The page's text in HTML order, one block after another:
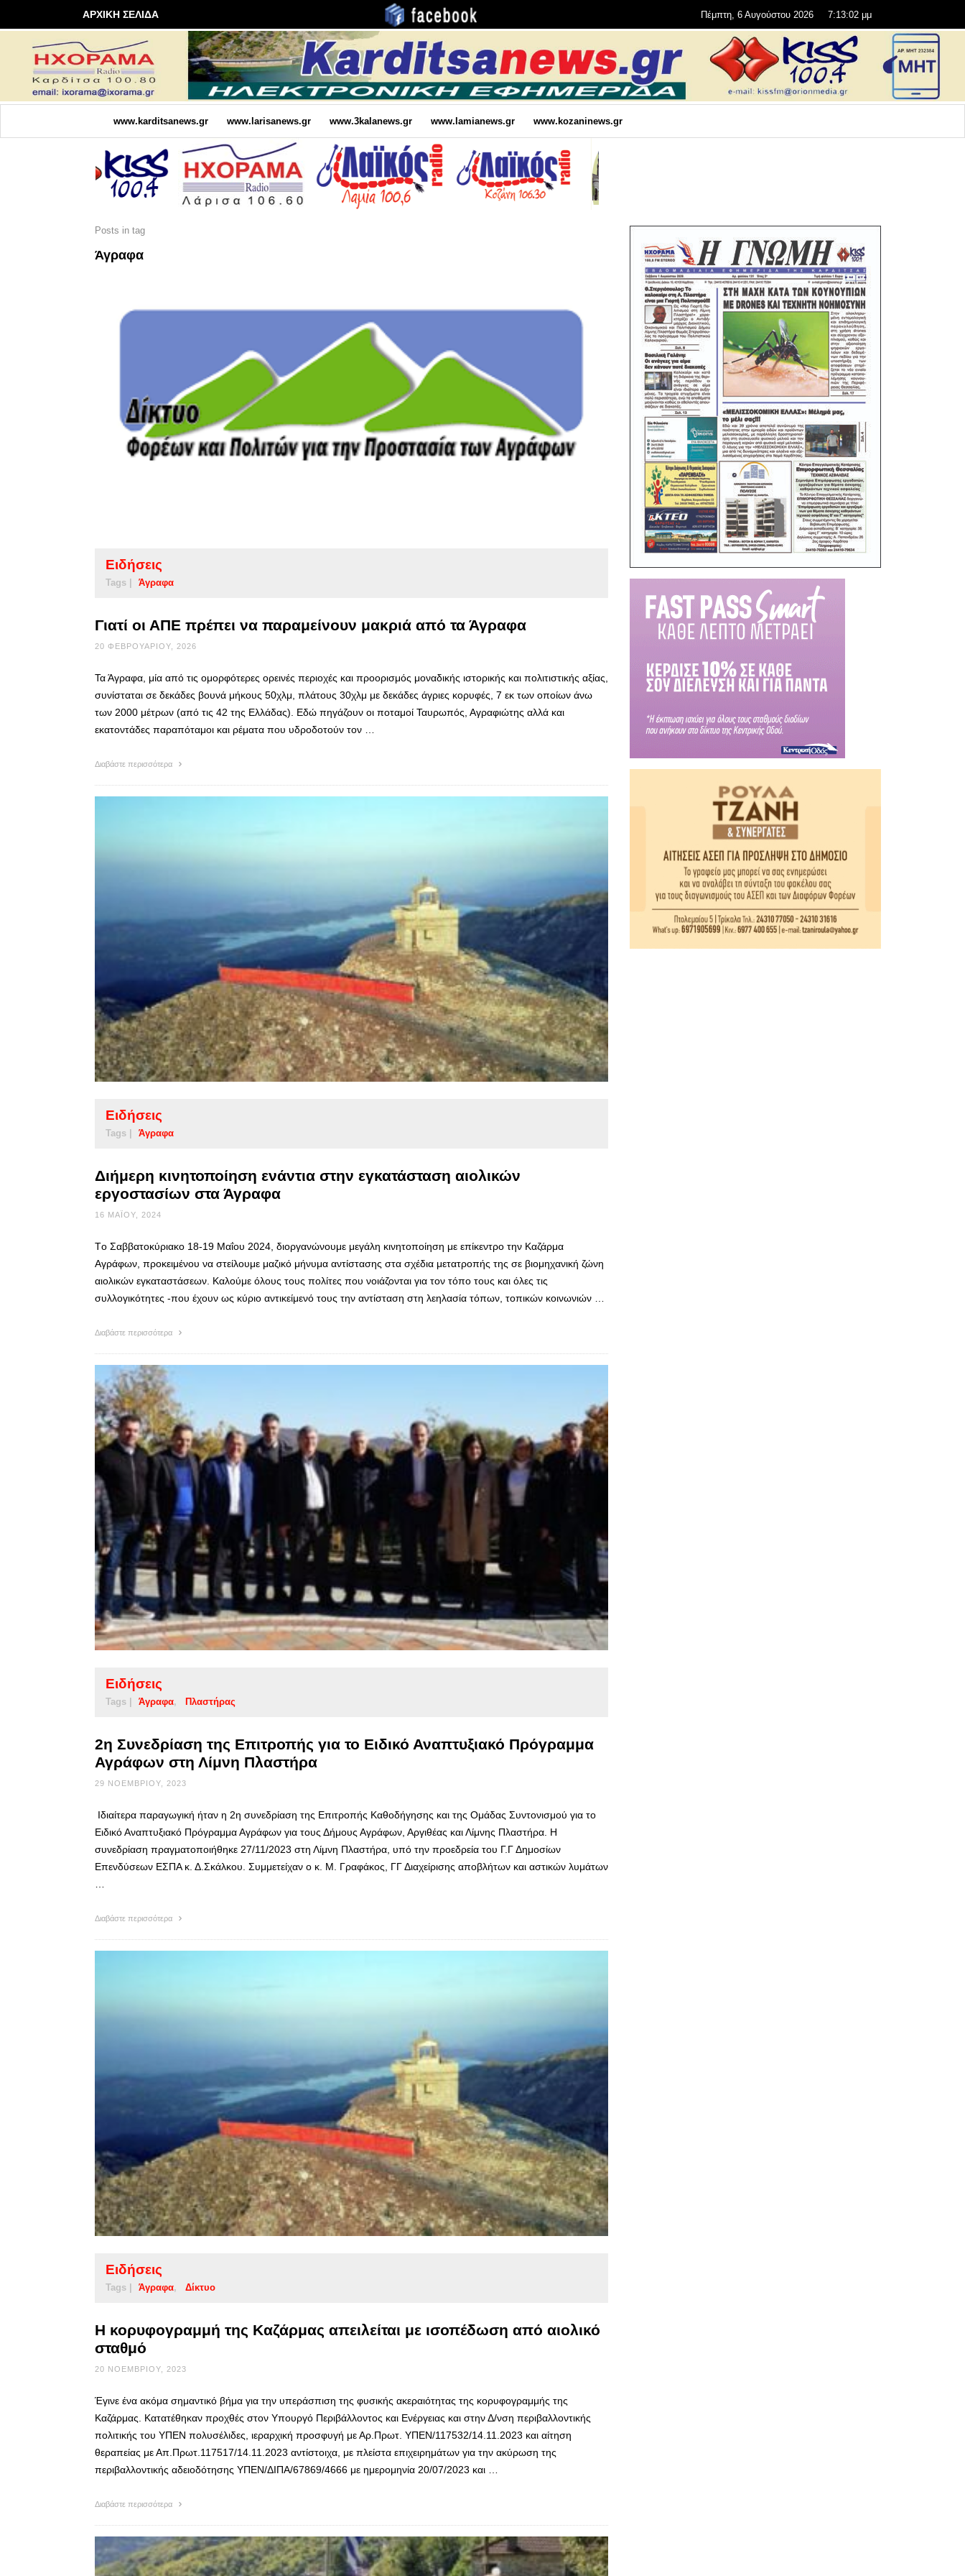
ΑΡΧΙΚΗ ΣΕΛΙΔΑ Πέμπτη, 6 Αυγούστου 2026 7:13:04 μμ
www.karditsanews.gr www.larisanews.gr www.3kalanews.gr www.lamianews.gr www.kozaninews.gr
Posts in tag
Άγραφα
Ειδήσεις
Tags | Άγραφα
Γιατί οι ΑΠΕ πρέπει να παραμείνουν μακριά από τα Άγραφα
20 ΦΕΒΡΟΥΑΡΊΟΥ, 2026
Τα Άγραφα, μία από τις ομορφότερες ορεινές περιοχές και προορισμός μοναδικής ιστορικής και πολιτιστικής αξίας,
συνίσταται σε δεκάδες βουνά μήκους 50χλμ, πλάτους 30χλμ με δεκάδες άγριες κορυφές, 7 εκ των οποίων άνω
των 2000 μέτρων (από τις 42 της Ελλάδας). Εδώ πηγάζουν οι ποταμοί Ταυρωπός, Αγραφιώτης αλλά και
εκατοντάδες παραπόταμοι και ρέματα που υδροδοτούν τον …
Διαβάστε περισσότερα
Ειδήσεις
Tags | Άγραφα
Διήμερη κινητοποίηση ενάντια στην εγκατάσταση αιολικών
εργοστασίων στα Άγραφα
16 ΜΑΪ́ΟΥ, 2024
Tο Σαββατοκύριακο 18-19 Μαΐου 2024, διοργανώνουμε μεγάλη κινητοποίηση με επίκεντρο την Καζάρμα
Αγράφων, προκειμένου να στείλουμε μαζικό μήνυμα αντίστασης στα σχέδια μετατροπής της σε βιομηχανική ζώνη
αιολικών εγκαταστάσεων. Καλούμε όλους τους πολίτες που νοιάζονται για τον τόπο τους και όλες τις
συλλογικότητες -που έχουν ως κύριο αντικείμενό τους την αντίσταση στη λεηλασία τόπων, τοπικών κοινωνιών …
Διαβάστε περισσότερα
Ειδήσεις
Tags | Άγραφα Πλαστήρας
2η Συνεδρίαση της Επιτροπής για το Ειδικό Αναπτυξιακό Πρόγραμμα
Αγράφων στη Λίμνη Πλαστήρα
29 ΝΟΕΜΒΡΊΟΥ, 2023
Ιδιαίτερα παραγωγική ήταν η 2η συνεδρίαση της Επιτροπής Καθοδήγησης και της Ομάδας Συντονισμού για το
Ειδικό Αναπτυξιακό Πρόγραμμα Αγράφων για τους Δήμους Αγράφων, Αργιθέας και Λίμνης Πλαστήρα. Η
συνεδρίαση πραγματοποιήθηκε 27/11/2023 στη Λίμνη Πλαστήρα, υπό την προεδρεία του Γ.Γ Δημοσίων
Επενδύσεων ΕΣΠΑ κ. Δ.Σκάλκου. Συμμετείχαν ο κ. Μ. Γραφάκος, ΓΓ Διαχείρισης αποβλήτων και αστικών λυμάτων
Διαβάστε περισσότερα
Ειδήσεις
Tags | Άγραφα Δίκτυο
Η κορυφογραμμή της Καζάρμας απειλείται με ισοπέδωση από αιολικό
σταθμό
20 ΝΟΕΜΒΡΊΟΥ, 2023
Έγινε ένα ακόμα σημαντικό βήμα για την υπεράσπιση της φυσικής ακεραιότητας της κορυφογραμμής της
Καζάρμας. Κατατέθηκαν προχθές στον Υπουργό Περιβάλλοντος και Ενέργειας και στην Δ/νση περιβαλλοντικής
πολιτικής του ΥΠΕΝ πολυσέλιδες, ιεραρχική προσφυγή με Αρ.Πρωτ. ΥΠΕΝ/117532/14.11.2023 και αίτηση
θεραπείας με Απ.Πρωτ.117517/14.11.2023 αντίστοιχα, με πλείστα επιχειρημάτων για την ακύρωση της
περιβαλλοντικής αδειοδότησης ΥΠΕΝ/ΔΙΠΑ/67869/4666 με ημερομηνία 20/07/2023 και …
Διαβάστε περισσότερα